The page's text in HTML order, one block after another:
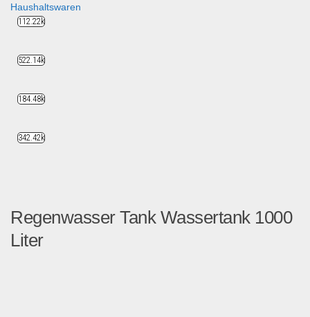
Haushaltswaren
Regenwasser Tank Wassertank 1000
Liter
112.22k
522.14k
184.48k
342.42k